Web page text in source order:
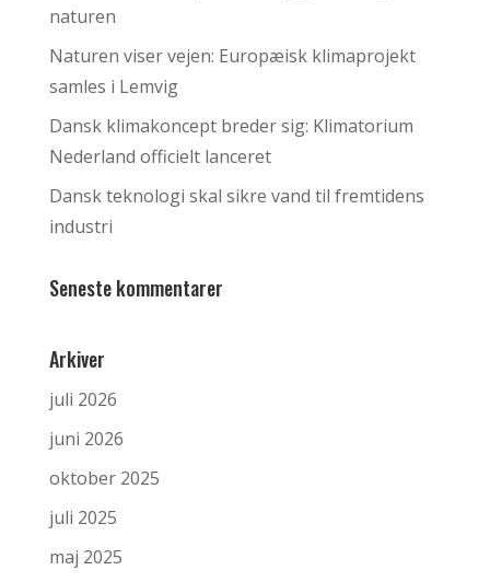
naturen
Naturen viser vejen: Europæisk klimaprojekt
samles i Lemvig
Dansk klimakoncept breder sig: Klimatorium
Nederland officielt lanceret
Dansk teknologi skal sikre vand til fremtidens
industri
Seneste kommentarer
Arkiver
juli 2026
juni 2026
oktober 2025
juli 2025
maj 2025